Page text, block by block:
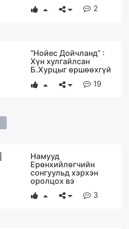
2
“Нойес Дойчланд” :
Хүн хулгайлсан
Б.Хурцыг өршөөхгүй
19
Намууд
Ерөнхийлөгчийн
сонгуульд хэрхэн
оролцох вэ
3